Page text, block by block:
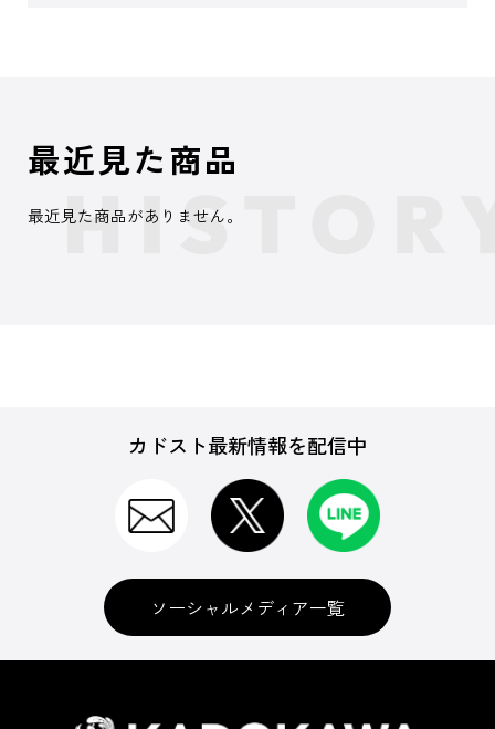
最近見た商品
最近見た商品がありません。
カドスト最新情報を配信中
ソーシャルメディア一覧